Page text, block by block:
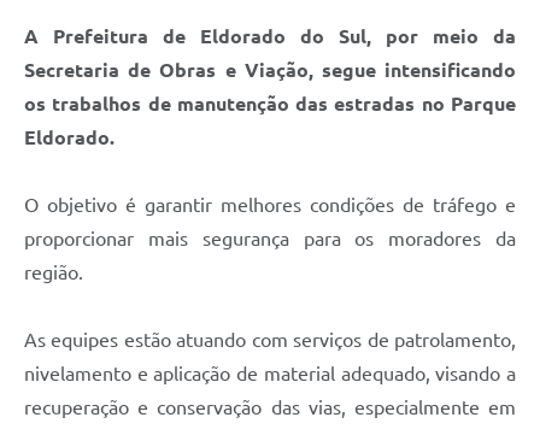
A Prefeitura de Eldorado do Sul, por meio da
Secretaria de Obras e Viação, segue intensificando
os trabalhos de manutenção das estradas no Parque
Eldorado.
O objetivo é garantir melhores condições de tráfego e
proporcionar mais segurança para os moradores da
região.
As equipes estão atuando com serviços de patrolamento,
nivelamento e aplicação de material adequado, visando a
recuperação e conservação das vias, especialmente em